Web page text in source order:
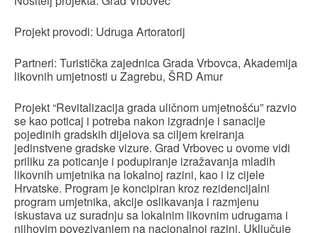
Projekt provodi: Udruga Artoratorij
Partneri: Turistička zajednica Grada Vrbovca, Akademija
likovnih umjetnosti u Zagrebu, ŠRD Amur
Projekt “Revitalizacija grada uličnom umjetnošću” razvio
se kao poticaj i potreba nakon izgradnje i sanacije
pojedinih gradskih dijelova sa ciljem kreiranja
jedinstvene gradske vizure. Grad Vrbovec u ovome vidi
priliku za poticanje i podupiranje izražavanja mladih
likovnih umjetnika na lokalnoj razini, kao i iz cijele
Hrvatske. Program je koncipiran kroz rezidencijalni
program umjetnika, akcije oslikavanja i razmjenu
iskustava uz suradnju sa lokalnim likovnim udrugama i
njihovim povezivanjem na nacionalnoj razini. Uključuje